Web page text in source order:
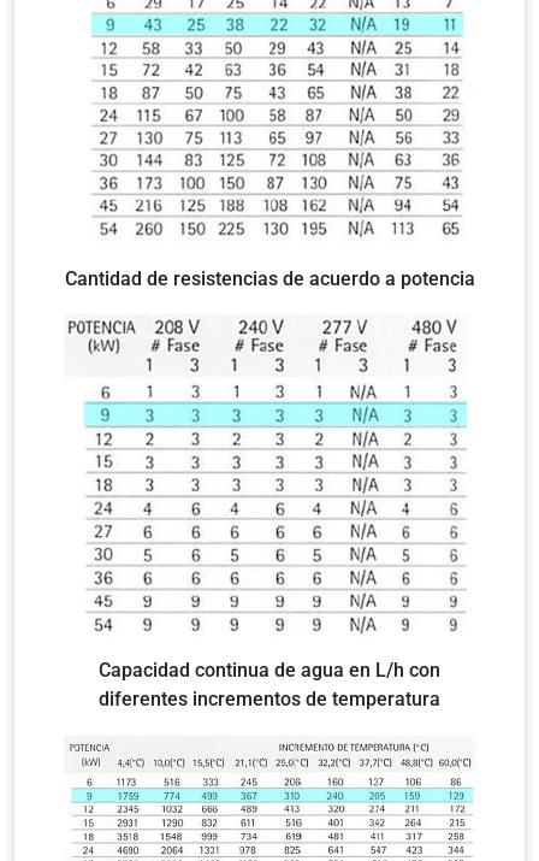
Cantidad de resistencias de acuerdo a potencia
Capacidad continua de agua en L/h con
diferentes incrementos de temperatura